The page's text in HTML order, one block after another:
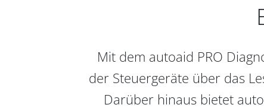
Mit dem autoaid PRO
der Steuergeräte über das
Darüber hinaus bietet